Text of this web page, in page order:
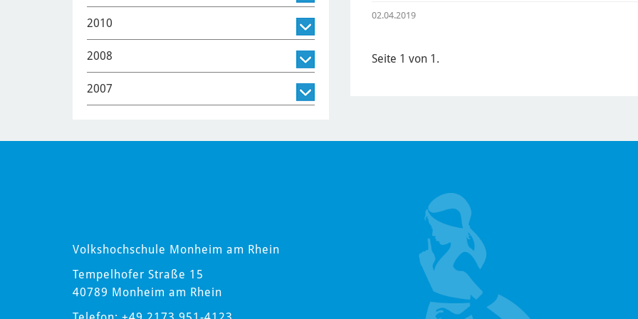
02.04.2019
Seite 1 von 1.
2010
2008
2007
Volkshochschule Monheim am Rhein
Tempelhofer Straße 15
40789 Monheim am Rhein